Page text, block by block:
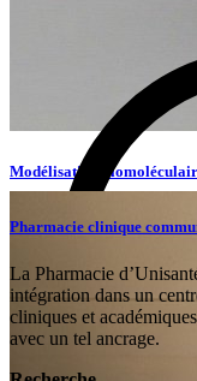
Modélisation
Francesco Luigi Gervasio
Professeur ordinaire
Molecular Dynamics
Biophysics
Pharmacie clinique
La Pharmacie
intégration dans un
cliniques et
avec un tel ancrage.